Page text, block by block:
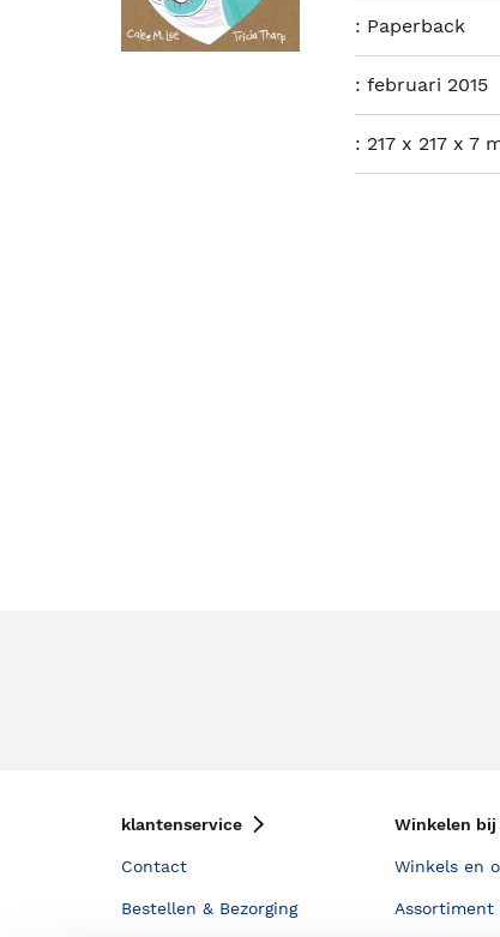
: Paperback
: februari 2015
: 217 x 217 x 7
klantenservice
Contact
Bestellen & Bezorging
Winkelen bij
Winkels en